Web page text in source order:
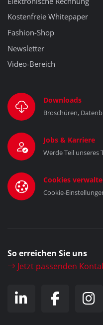
Kostenfreie Whitepaper
Fashion-Shop
Newsletter
Video-Bereich
Downloads
Broschüren,
Jobs & Karriere
Werde Teil unseres
Cookies
Cookie-
So erreichen Sie uns
Jetzt passenden